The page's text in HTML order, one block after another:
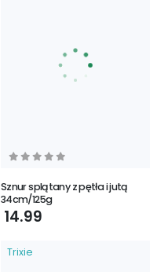
Sznur splątany z pętła i jutą
34cm/125g
14.99
Trixie